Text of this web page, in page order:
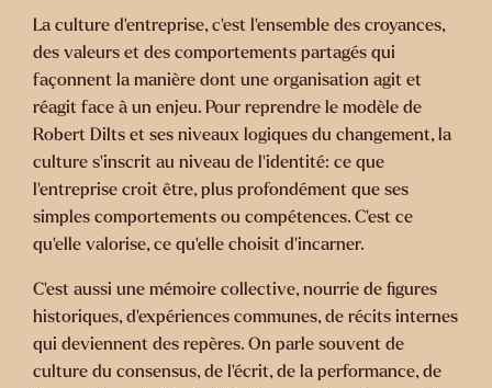
La culture d’entreprise, c’est l’ensemble des croyances,
des valeurs et des comportements partagés qui
façonnent la manière dont une organisation agit et
réagit face à un enjeu. Pour reprendre le modèle de
Robert Dilts et ses niveaux logiques du changement, la
culture s’inscrit au niveau de l’identité: ce que
l’entreprise croit être, plus profondément que ses
simples comportements ou compétences. C’est ce
qu’elle valorise, ce qu’elle choisit d’incarner.
C’est aussi une mémoire collective, nourrie de figures
historiques, d’expériences communes, de récits internes
qui deviennent des repères. On parle souvent de
culture du consensus, de l’écrit, de la performance, de